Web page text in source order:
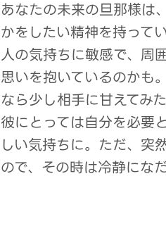
あなたの未来の旦那様は
かをしたい精神を持って
人の気持ちに敏感で、周
思いを抱いているのかも
なら少し相手に甘えてみ
彼にとっては自分を必要
しい気持ちに。ただ、突
ので、その時は冷静にな